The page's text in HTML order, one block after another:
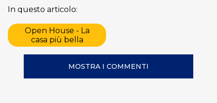
In questo articolo:
Open House - La
casa più bella
MOSTRA I COMMENTI